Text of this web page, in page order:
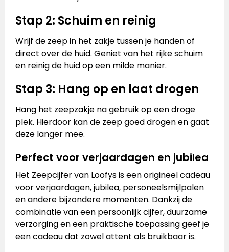
Stap 2: Schuim en reinig
Wrijf de zeep in het zakje tussen je handen of
direct over de huid. Geniet van het rijke schuim
en reinig de huid op een milde manier.
Stap 3: Hang op en laat drogen
Hang het zeepzakje na gebruik op een droge
plek. Hierdoor kan de zeep goed drogen en gaat
deze langer mee.
Perfect voor verjaardagen en jubilea
Het Zeepcijfer van Loofys is een origineel cadeau
voor verjaardagen, jubilea, personeelsmijlpalen
en andere bijzondere momenten. Dankzij de
combinatie van een persoonlijk cijfer, duurzame
verzorging en een praktische toepassing geef je
een cadeau dat zowel attent als bruikbaar is.